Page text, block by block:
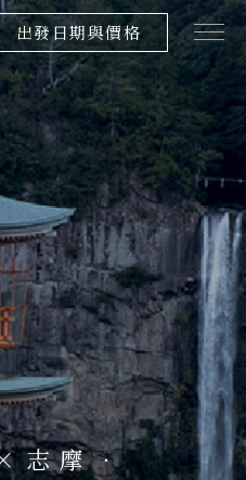
出發日期與價格
志摩．